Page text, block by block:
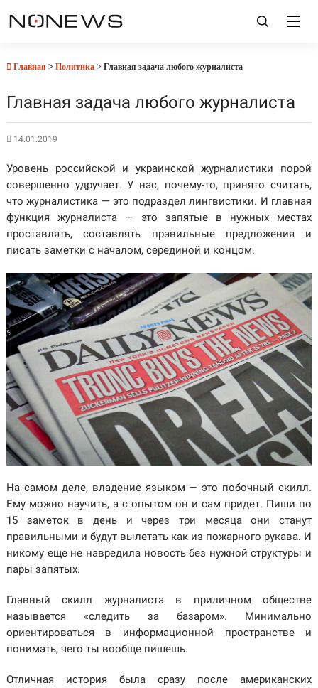
Главная > Политика> Главная задача любого журналиста
Главная задача любого журналиста
14.01.2019
Уровень российской и украинской журналистики порой
совершенно удручает. У нас, почему-то, принято считать,
что журналистика — это подраздел лингвистики. И главная
функция журналиста — это запятые в нужных местах
проставлять, составлять правильные предложения и
писать заметки с началом, серединой и концом.
На самом деле, владение языком — это побочный скилл.
Ему можно научить, а с опытом он и сам придет. Пиши по
15 заметок в день и через три месяца они станут
правильными и будут вылетать как из пожарного рукава. И
никому еще не навредила новость без нужной структуры и
пары запятых.
Главный скилл журналиста в приличном обществе
называется «следить за базаром». Минимально
ориентироваться в информационной пространстве и
понимать, чего ты вообще пишешь.
Отличная история была сразу после американских